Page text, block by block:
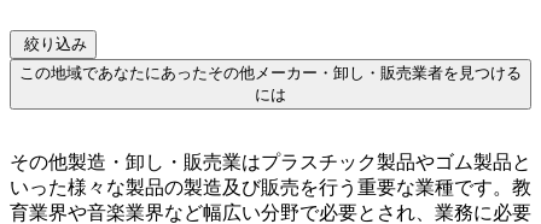
絞り込み
この地域であなたにあったその他メーカー・卸し・販売業者を見つける
には
その他製造・卸し・販売業はプラスチック製品やゴム製品と
いった様々な製品の製造及び販売を行う重要な業種です。教
育業界や音楽業界など幅広い分野で必要とされ、業務に必要